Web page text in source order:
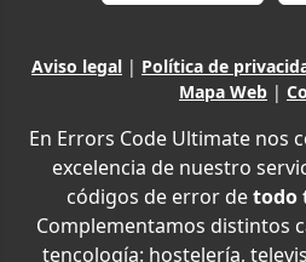
Aviso legal | Política de
Mapa Web |
En Errors Code Ultimate nos
excelencia de nuestro
códigos de error detodo
Complementamos distintos
tencología: hostelería,